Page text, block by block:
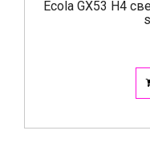
Ecola GX53 H4